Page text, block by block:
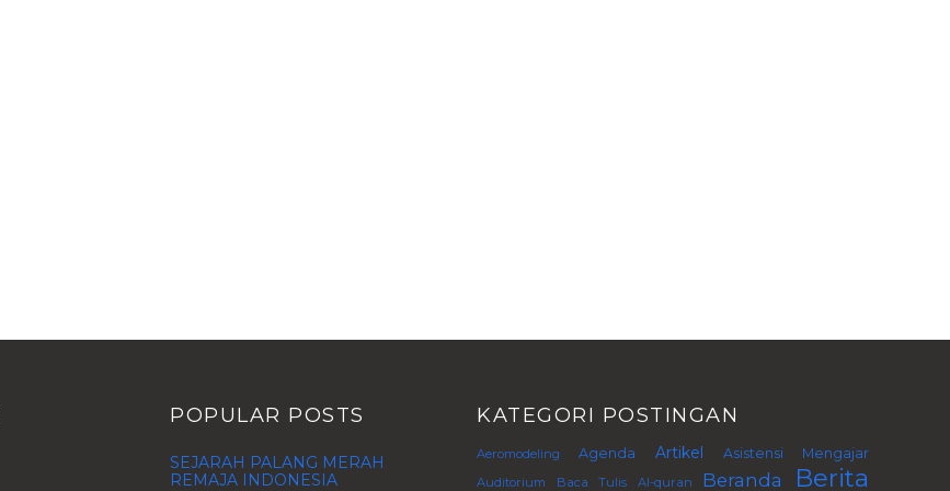
POPULAR POSTS
SEJARAH PALANG MERAH
REMAJA INDONESIA
KATEGORI POSTINGAN
Aeromodeling Agenda Artikel Asistensi Mengajar
Auditorium Baca Tulis Al-quran Beranda Berita